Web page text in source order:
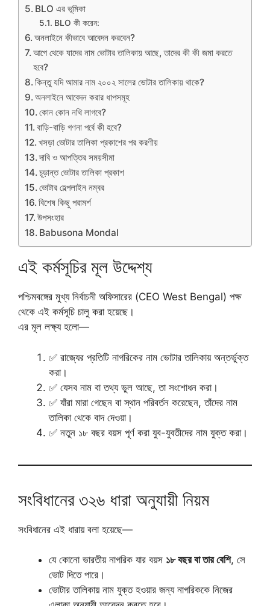
BLO এর ভূমিকা
BLO কী করেন:
অনলাইনে কীভাবে আবেদন করবেন?
আগে থেকে যাদের নাম ভোটার তালিকায় আছে, তাদের কী কী জমা করতে
হবে?
কিন্তু যদি আমার নাম ২০০২ সালের ভোটার তালিকায় থাকে?
অনলাইনে আবেদন করার ধাপসমূহ
কোন কোন নথি লাগবে?
বাড়ি-বাড়ি গণনা পর্বে কী হবে?
খসড়া ভোটার তালিকা প্রকাশের পর করণীয়
দাবি ও আপত্তির সময়সীমা
চূড়ান্ত ভোটার তালিকা প্রকাশ
ভোটার হেল্পলাইন নম্বর
বিশেষ কিছু পরামর্শ
উপসংহার
Babusona Mondal
এই কর্মসূচির মূল উদ্দেশ্য
পশ্চিমবঙ্গের মুখ্য নির্বাচনী অফিসারের (CEO West Bengal) পক্ষ
থেকে এই কর্মসূচি চালু করা হয়েছে।
এর মূল লক্ষ্য হলো—
✅ রাজ্যের প্রতিটি নাগরিকের নাম ভোটার তালিকায় অন্তর্ভুক্ত
করা।
✅ যেসব নাম বা তথ্য ভুল আছে, তা সংশোধন করা।
✅ যাঁরা মারা গেছেন বা স্থান পরিবর্তন করেছেন, তাঁদের নাম
তালিকা থেকে বাদ দেওয়া।
✅ নতুন ১৮ বছর বয়স পূর্ণ করা যুব-যুবতীদের নাম যুক্ত করা।
সংবিধানের ৩২৬ ধারা অনুযায়ী নিয়ম
সংবিধানের এই ধারায় বলা হয়েছে—
যে কোনো ভারতীয় নাগরিক যার বয়স ১৮ বছর বা তার বেশি, সে
ভোট দিতে পারে।
ভোটার তালিকায় নাম যুক্ত হওয়ার জন্য নাগরিককে নিজের